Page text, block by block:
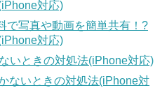
対応)
で写真や動画を簡単共有！?
対応)
いときの対処法(iPhone対応)
ないときの対処法(iPhone対